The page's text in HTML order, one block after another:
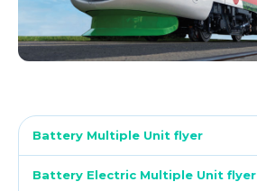
Battery Multiple Unit flyer
Battery Electric Multiple Unit flyer